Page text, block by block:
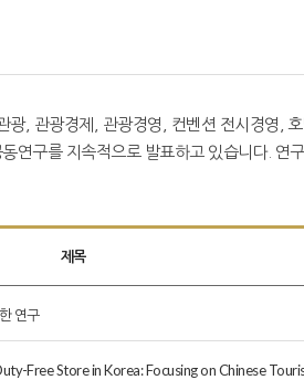
광, 관광경제, 관광경영, 컨벤션 전시경영,
연구를 지속적으로 발표하고 있습니다. 연
제목
연구
Free Store in Korea: Focusing on Chinese